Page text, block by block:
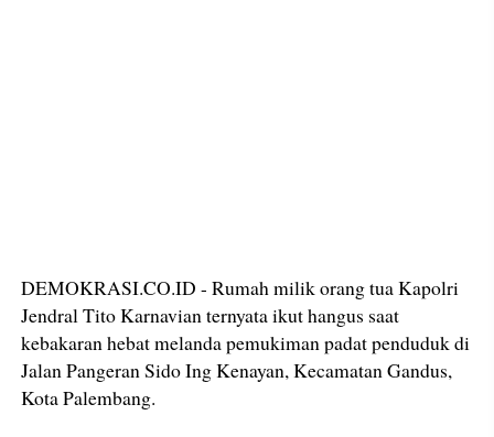
DEMOKRASI.CO.ID - Rumah milik orang tua Kapolri
Jendral Tito Karnavian ternyata ikut hangus saat
kebakaran hebat melanda pemukiman padat penduduk di
Jalan Pangeran Sido Ing Kenayan, Kecamatan Gandus,
Kota Palembang.